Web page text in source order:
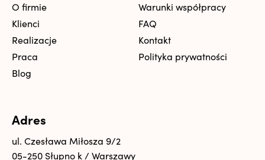
Adres
ul. Czesława Miłosza 9/2
05-250 Słupno k / Warszawy
O firmie
Klienci
Realizacje
Praca
Blog
Warunki współpracy
FAQ
Kontakt
Polityka prywatności